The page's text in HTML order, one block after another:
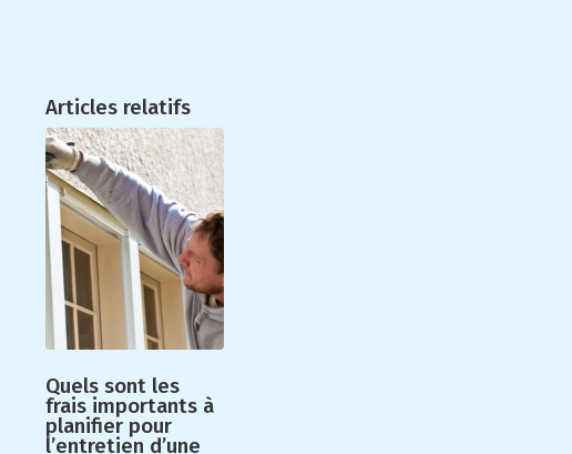
Articles relatifs
Quels sont les
frais importants à
planifier pour
l’entretien d’une